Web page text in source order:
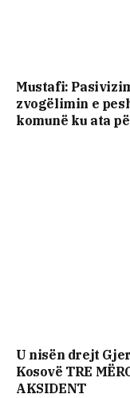
Mustafi:
zvogëlimin e
komunë ku ata
U nisën drejt
Kosovë TRE
AKSIDENT